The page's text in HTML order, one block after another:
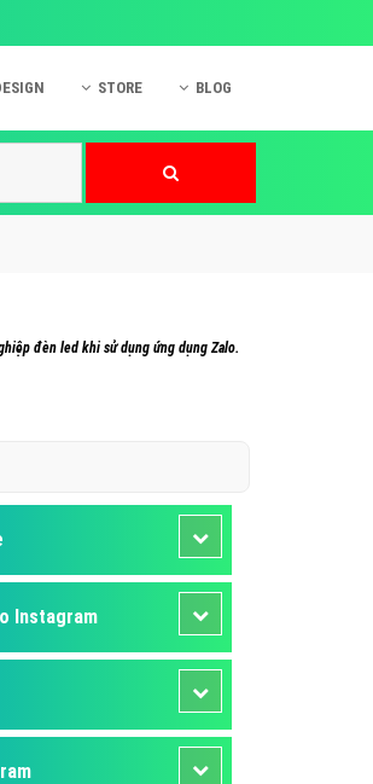
STORE BLOG
đèn led khi sử dụng ứng dụng Zalo.
Instagram